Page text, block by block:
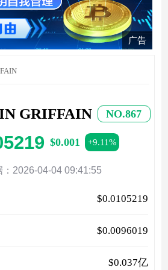
广告
GRIFFAIN NO.867
$0.001 +9.11%
：2026-04-04 09:41:55
$0.0105219
$0.0096019
$0.037亿